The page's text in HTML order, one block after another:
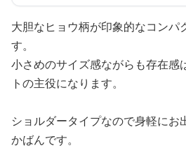
大胆なヒョウ柄が印象的なコンパ
す。
小さめのサイズ感ながらも存在感
トの主役になります。
ショルダータイプなので身軽にお
かばんです。